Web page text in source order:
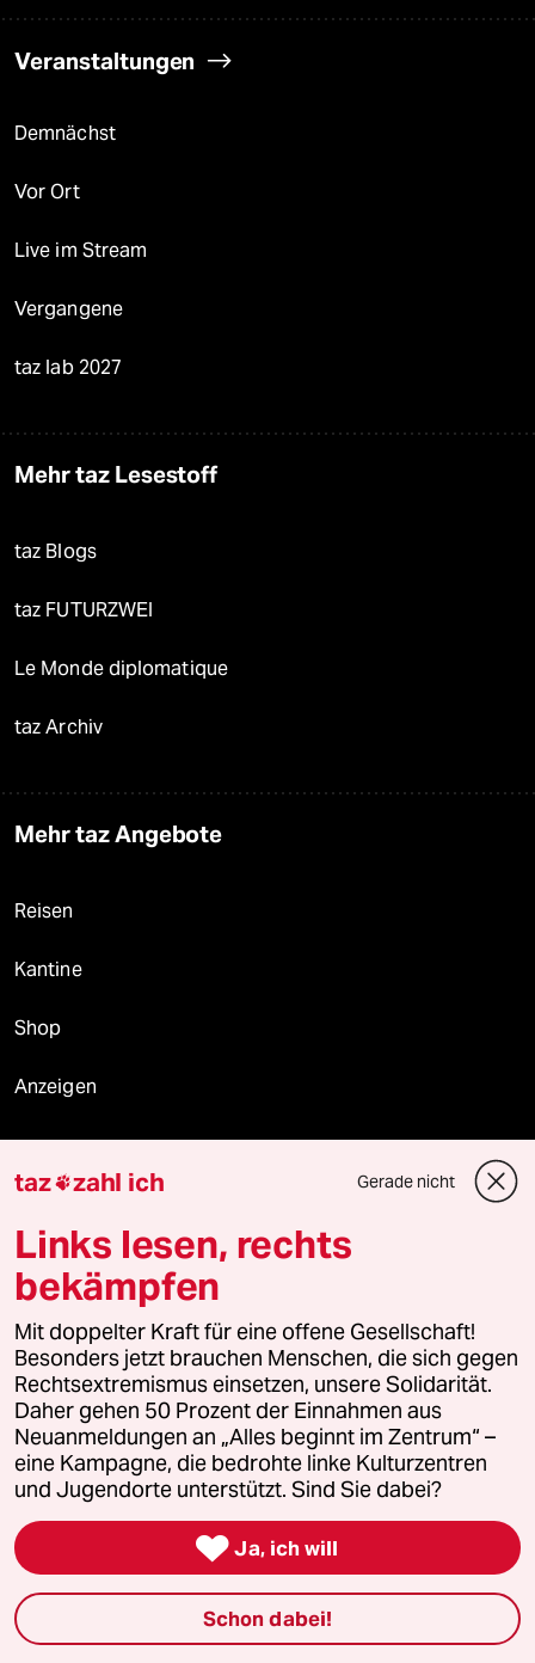
Veranstaltungen
Demnächst
Vor Ort
Live im Stream
Vergangene
taz lab 2027
Mehr taz Lesestoff
taz Blogs
taz FUTURZWEI
Le Monde diplomatique
taz Archiv
Mehr taz Angebote
Reisen
Kantine
Shop
Anzeigen
Fragen & Hilfe
Feedback
Aboservice
ePaper Login
Downloads für Abonnierende
© 2026 taz Verlags und Vertriebs GmbH
Alle Rechte vorbehalten. Bei rechtlichen Fragen oder für Genehmigungen
wenden Sie sich bitte anlizenzen@taz.de
taz zahl ich Gerade nicht
Links lesen, rechts
bekämpfen
Mit doppelter Kraft für eine offene Gesellschaft!
Besonders jetzt brauchen Menschen, die sich gegen
Rechtsextremismus einsetzen, unsere Solidarität.
Daher gehen 50 Prozent der Einnahmen aus
Neuanmeldungen an „Alles beginnt im Zentrum“ –
eine Kampagne, die bedrohte linke Kulturzentren
und Jugendorte unterstützt. Sind Sie dabei?
 Ja, ich will
Schon dabei!